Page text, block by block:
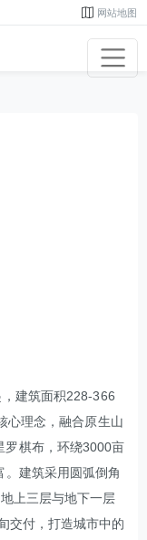
网站地图
建筑面积228-366
心理念，融合原生山
罗棋布，环绕3000亩
。建筑采用圆弧倒角
上三层与地下一层
交付，打造城市中的